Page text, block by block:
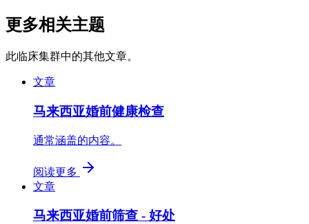
更多相关主题
此临床集群中的其他文章。
文章
马来西亚婚前健康检查
通常涵盖的内容。
阅读更多
文章
马来西亚婚前筛查 - 好处